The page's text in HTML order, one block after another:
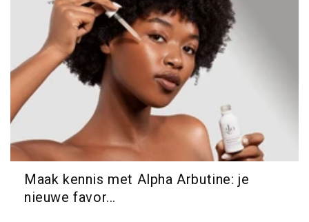
Maak kennis met Alpha Arbutine: je
nieuwe favor...